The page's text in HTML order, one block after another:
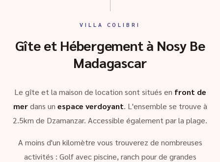
VILLA COLIBRI
Gîte et Hébergement à Nosy Be
Madagascar
Le gîte et la maison de location sont situés en front de
merdans un espace verdoyant. L'ensemble se trouve à
2.5km de Dzamanzar. Accessible également par la plage.
A moins d'un kilomètre vous trouverez de nombreuses
activités : Golf avec piscine, ranch pour de grandes